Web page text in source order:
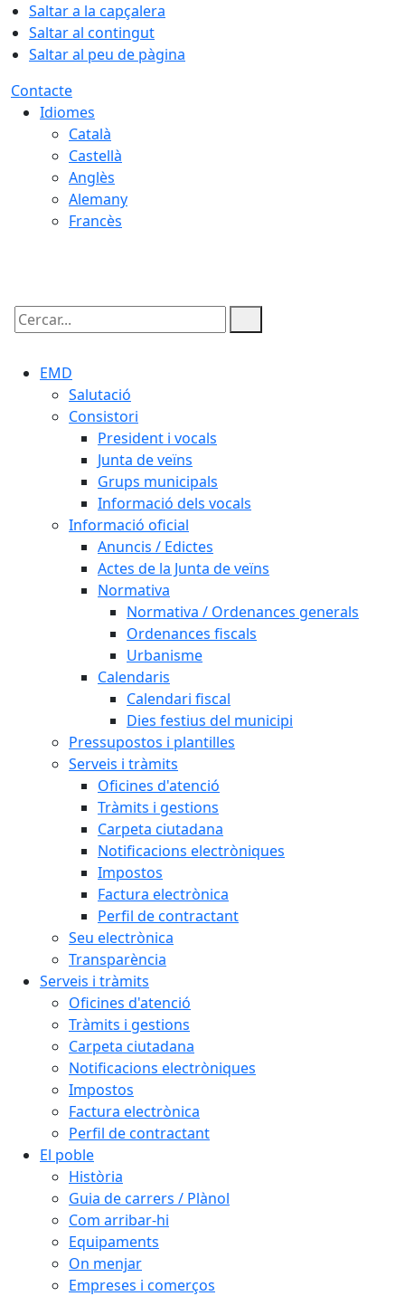
Saltar a la capçalera
Saltar al contingut
Saltar al peu de pàgina
Contacte
Idiomes
Català
Castellà
Anglès
Alemany
Francès
Cercar:
EMD
Salutació
Consistori
President i vocals
Junta de veïns
Grups municipals
Informació dels vocals
Informació oficial
Anuncis / Edictes
Actes de la Junta de veïns
Normativa
Normativa / Ordenances generals
Ordenances fiscals
Urbanisme
Calendaris
Calendari fiscal
Dies festius del municipi
Pressupostos i plantilles
Serveis i tràmits
Oficines d'atenció
Tràmits i gestions
Carpeta ciutadana
Notificacions electròniques
Impostos
Factura electrònica
Perfil de contractant
Seu electrònica
Transparència
Serveis i tràmits
Oficines d'atenció
Tràmits i gestions
Carpeta ciutadana
Notificacions electròniques
Impostos
Factura electrònica
Perfil de contractant
El poble
Història
Guia de carrers / Plànol
Com arribar-hi
Equipaments
On menjar
Empreses i comerços